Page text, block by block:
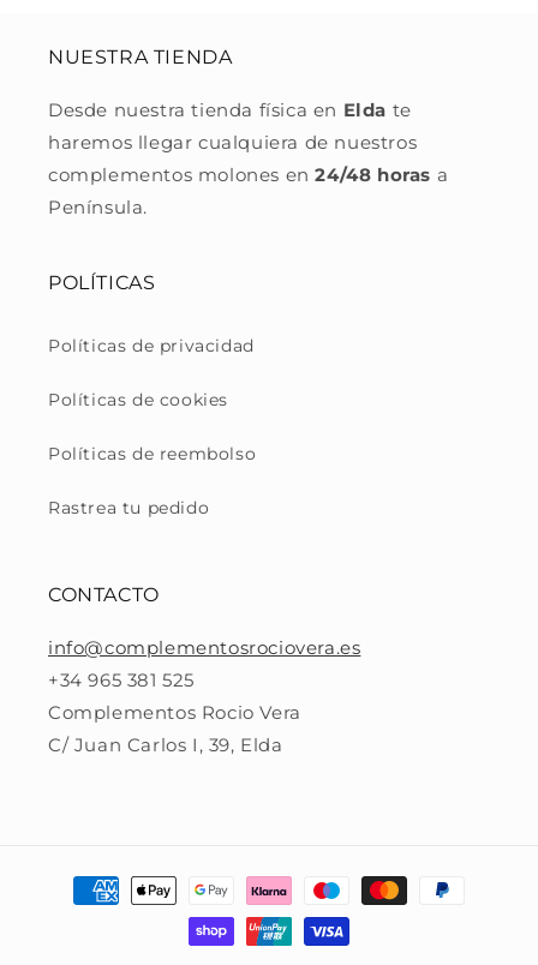
NUESTRA TIENDA
Desde nuestra tienda física en Elda te
haremos llegar cualquiera de nuestros
complementos molones en24/48 horas a
Península.
POLÍTICAS
Políticas de privacidad
Políticas de cookies
Políticas de reembolso
Rastrea tu pedido
CONTACTO
info@complementosrociovera.es
+34 965 381 525
Complementos Rocio Vera
C/ Juan Carlos I, 39, Elda
Formas